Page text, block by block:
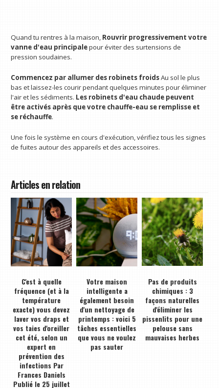
Quand tu rentres à la maison, Rouvrir progressivement votre
vanne d'eau principalepour éviter des surtensions de
pression soudaines.
Commencez par allumer des robinets froidsAu sol le plus
bas et laissez-les courir pendant quelques minutes pour éliminer
l'air et les sédiments. Les robinets d'eau chaude peuvent
être activés après que votre chauffe-eau se remplisse et
se réchauffe.
Une fois le système en cours d'exécution, vérifiez tous les signes
de fuites autour des appareils et des accessoires.
Articles en relation
C'est à quelle
fréquence (et à la
température
exacte) vous devez
laver vos draps et
vos taies d'oreiller
cet été, selon un
expert en
prévention des
infections Par
Frances Daniels
Publié le 25 juillet
Votre maison
intelligente a
également besoin
d'un nettoyage de
printemps : voici 5
tâches essentielles
que vous ne voulez
pas sauter
Pas de produits
chimiques : 3
façons naturelles
d'éliminer les
pissenlits pour une
pelouse sans
mauvaises herbes